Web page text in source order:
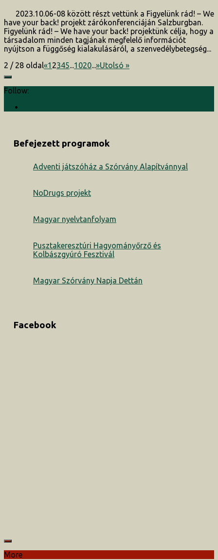
2023.10.06-08 között részt vettünk a Figyelünk rád! – We
have your back! projekt zárókonferenciáján Salzburgban.
Figyelünk rád! – We have your back! projektünk célja, hogy a
társadalom minden tagjának megfelelő információt
nyújtson a függőség kialakulásáról, a szenvedélybetegség...
2 / 28 oldal«1 2345...1020...»Utolsó »
Follow:
Befejezett programok
Adventi játszóház a Szórvány Alapítvánnyal
NoDrugs projekt
Magyar nyelvtanfolyam
Pusztakeresztúri Hagyományőrző és
Kolbászgyúró Fesztivál
Magyar Szórvány Napja Dettán
Facebook
More